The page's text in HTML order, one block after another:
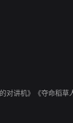
对讲机》《夺命稻草